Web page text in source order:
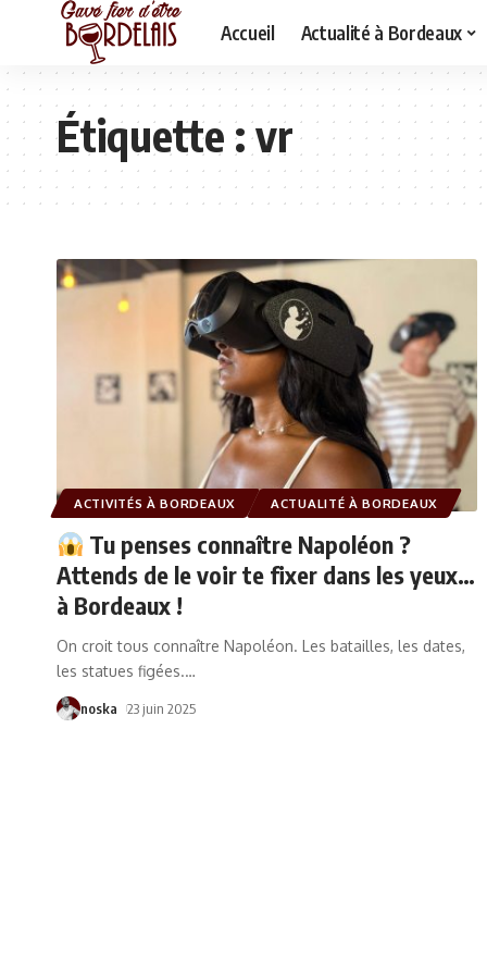
Accueil Actualité à Bordeaux
Étiquette :vr
ACTIVITÉS À BORDEAUX ACTUALITÉ À BORDEAUX
Tu penses connaître Napoléon ?
Attends de le voir te fixer dans les yeux…
à Bordeaux !
On croit tous connaître Napoléon. Les batailles, les dates,
les statues figées.…
noska 23 juin 2025